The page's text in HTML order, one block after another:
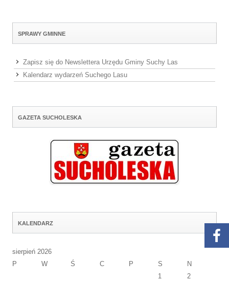
SPRAWY GMINNE
Zapisz się do Newslettera Urzędu Gminy Suchy Las
Kalendarz wydarzeń Suchego Lasu
GAZETA SUCHOLESKA
KALENDARZ
sierpień 2026
P
W Ś C P S
N
1
2